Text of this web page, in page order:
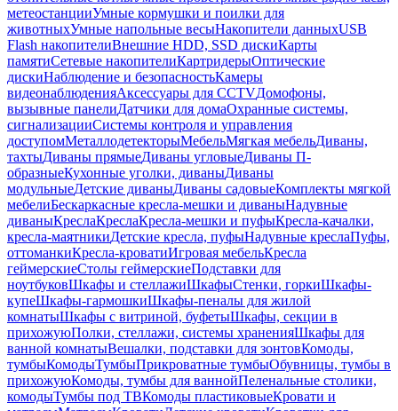
метеостанцииУмные кормушки и поилки для
животныхУмные напольные весыНакопители данныхUSB
Flash накопителиВнешние HDD, SSD дискиКарты
памятиСетевые накопителиКартридерыОптические
дискиНаблюдение и безопасностьКамеры
видеонаблюденияАксессуары для CCTVДомофоны,
вызывные панелиДатчики для домаОхранные системы,
сигнализацииСистемы контроля и управления
доступомМеталлодетекторыМебельМягкая мебельДиваны,
тахтыДиваны прямыеДиваны угловыеДиваны П-
образныеКухонные уголки, диваныДиваны
модульныеДетские диваныДиваны садовыеКомплекты мягкой
мебелиБескаркасные кресла-мешки и диваныНадувные
диваныКреслаКреслаКресла-мешки и пуфыКресла-качалки,
кресла-маятникиДетские кресла, пуфыНадувные креслаПуфы,
оттоманкиКресла-кроватиИгровая мебельКресла
геймерскиеСтолы геймерскиеПодставки для
ноутбуковШкафы и стеллажиШкафыСтенки, горкиШкафы-
купеШкафы-гармошкиШкафы-пеналы для жилой
комнатыШкафы с витриной, буфетыШкафы, секции в
прихожуюПолки, стеллажи, системы храненияШкафы для
ванной комнатыВешалки, подставки для зонтовКомоды,
тумбыКомодыТумбыПрикроватные тумбыОбувницы, тумбы в
прихожуюКомоды, тумбы для ваннойПеленальные столики,
комодыТумбы под ТВКомоды пластиковыеКровати и